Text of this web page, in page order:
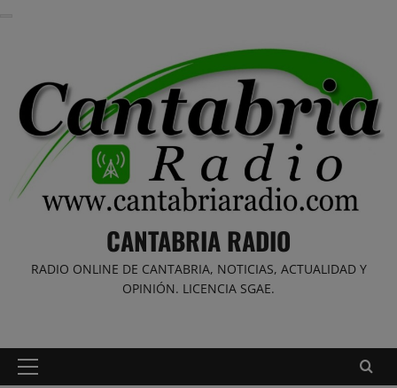
CANTABRIA RADIO
RADIO ONLINE DE CANTABRIA, NOTICIAS, ACTUALIDAD Y
OPINIÓN. LICENCIA SGAE.
Menú